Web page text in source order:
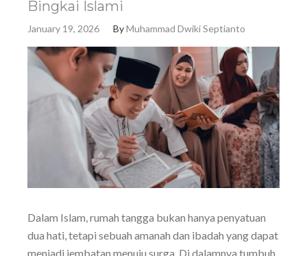
Bingkai Islami
January 19, 2026 ByMuhammad Dwiki Septianto
Dalam Islam, rumah tangga bukan hanya penyatuan
dua hati, tetapi sebuah amanah dan ibadah yang dapat
menjadi jembatan menuju surga. Di dalamnya tumbuh